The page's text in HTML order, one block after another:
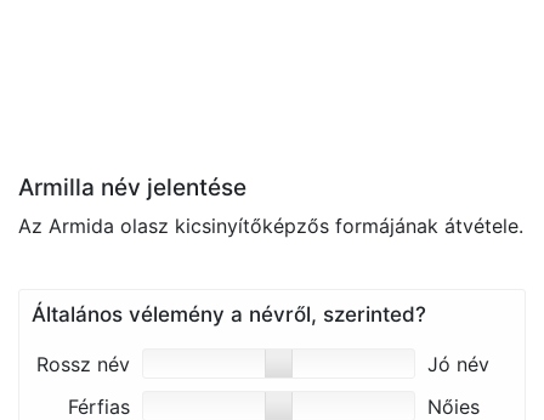
Armilla név jelentése
Az Armida olasz kicsinyítőképzős formájának átvétele.
Általános vélemény a névről, szerinted?
Rossz név
Jó név
Férfias
Nőies